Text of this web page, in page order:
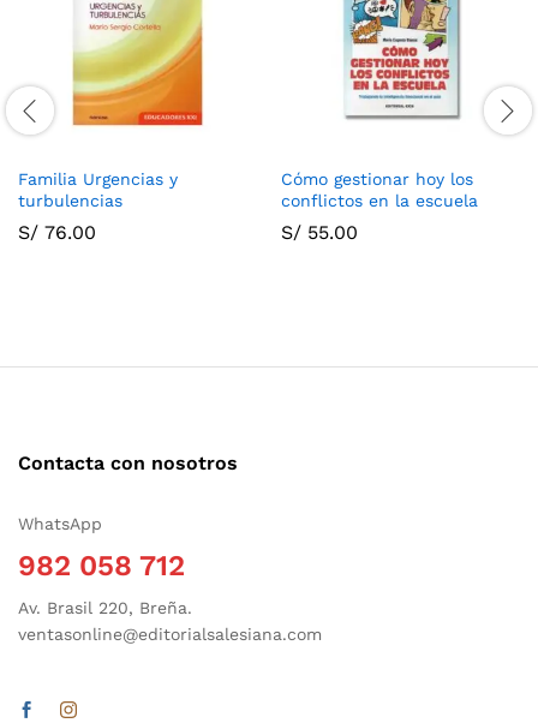
Familia Urgencias y
turbulencias
S/ 76.00
Cómo gestionar hoy los
conflictos en la escuela
S/ 55.00
Contacta con nosotros
WhatsApp
982 058 712
Av. Brasil 220, Breña.
ventasonline@editorialsalesiana.com